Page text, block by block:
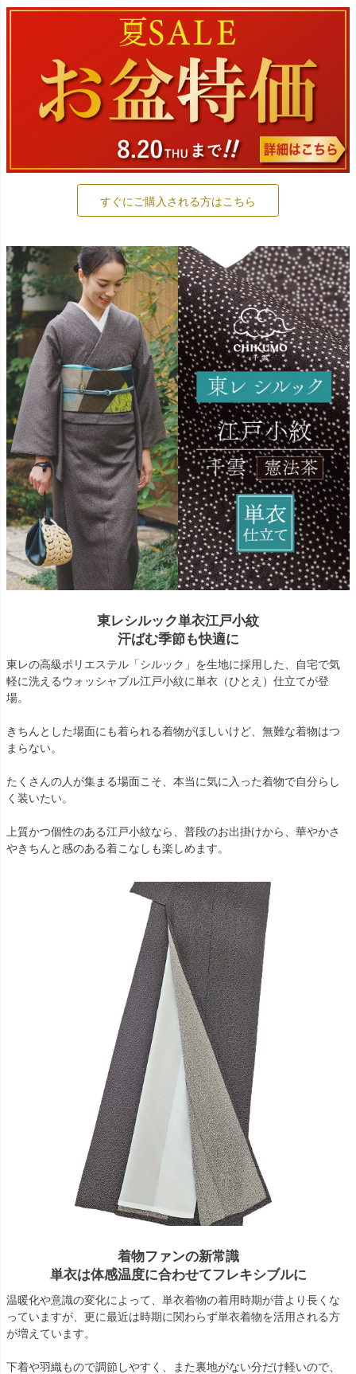
すぐにご購入される方はこちら
東レシルック単衣江戸小紋
汗ばむ季節も快適に
東レの高級ポリエステル「シルック」を生地に採用した、自宅で気
軽に洗えるウォッシャブル江戸小紋に単衣（ひとえ）仕立てが登
場。
きちんとした場面にも着られる着物がほしいけど、無難な着物はつ
まらない。
たくさんの人が集まる場面こそ、本当に気に入った着物で自分らし
く装いたい。
上質かつ個性のある江戸小紋なら、普段のお出掛けから、華やかさ
やきちんと感のある着こなしも楽しめます。
着物ファンの新常識
単衣は体感温度に合わせてフレキシブルに
温暖化や意識の変化によって、単衣着物の着用時期が昔より長くな
っていますが、更に最近は時期に関わらず単衣着物を活用される方
が増えています。
下着や羽織もので調節しやすく、また裏地がない分だけ軽いので、